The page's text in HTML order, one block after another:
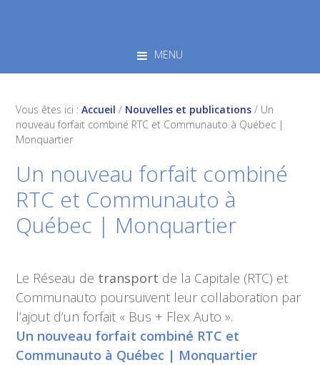
MENU
Vous êtes ici :Accueil / Nouvelles et publications / Un
nouveau forfait combiné RTC et Communauto à Québec |
Monquartier
Un nouveau forfait combiné
RTC et Communauto à
Québec | Monquartier
Le Réseau de transport de la Capitale (RTC) et
Communauto poursuivent leur collaboration par
l’ajout d’un forfait « Bus + Flex Auto ».
Un nouveau forfait combiné RTC et
Communauto à Québec | Monquartier